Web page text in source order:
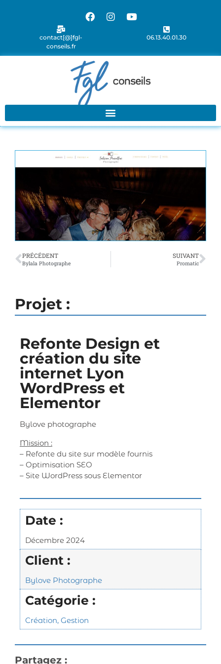
contact[@]fgl-
conseils.fr
06.13.40.01.30
PRÉCÉDENT
Bylala Photographe
SUIVANT
Promatic
Projet :
Refonte Design et
création du site
internet Lyon
WordPress et
Elementor
Bylove photographe
Mission :
– Refonte du site sur modèle fournis
– Optimisation SEO
– Site WordPress sous Elementor
Date :
Décembre 2024
Client :
Bylove Photographe
Catégorie :
Création, Gestion
Partagez :